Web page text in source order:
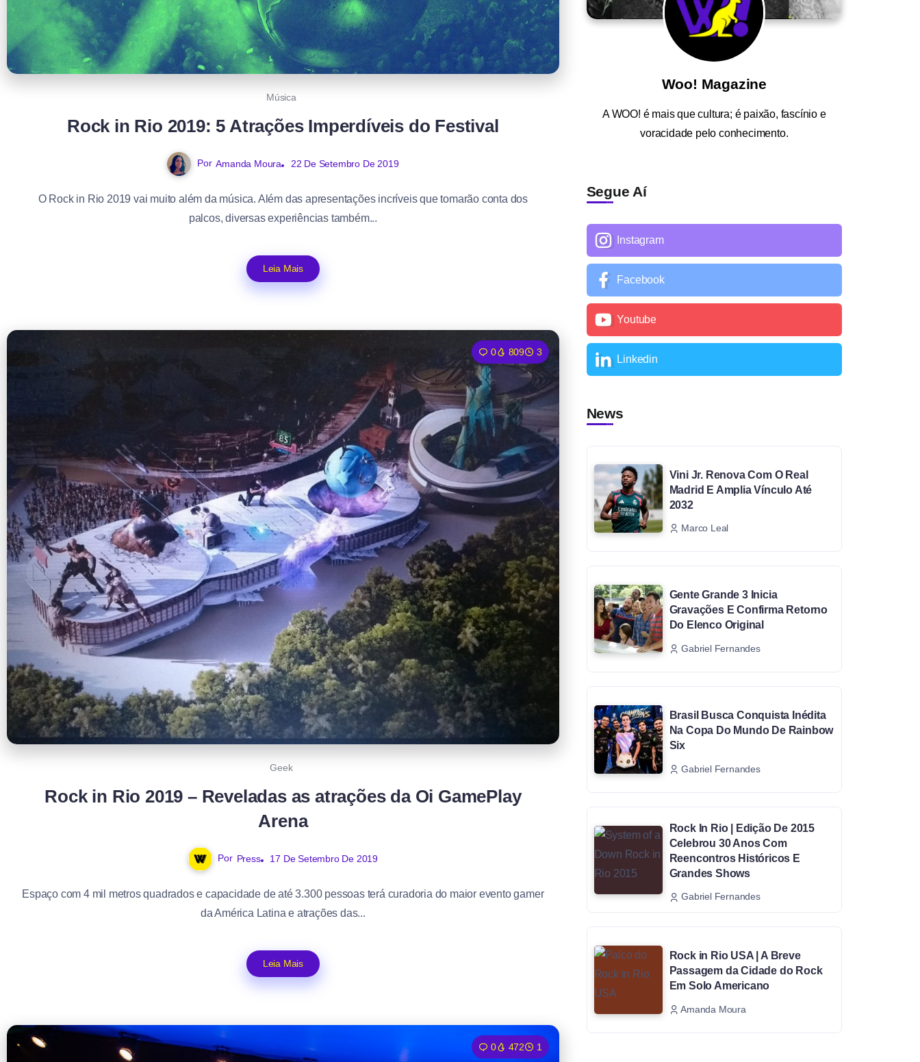
Música
Rock in Rio 2019: 5 Atrações Imperdíveis do Festival
Por Amanda Moura 22 De Setembro De 2019
O Rock in Rio 2019 vai muito além da música. Além das apresentações incríveis que tomarão conta dos
palcos, diversas experiências também...
Leia Mais
0 809 3
Geek
Rock in Rio 2019 – Reveladas as atrações da Oi GamePlay
Arena
Por Press 17 De Setembro De 2019
Espaço com 4 mil metros quadrados e capacidade de até 3.300 pessoas terá curadoria do maior evento gamer
da América Latina e atrações das...
Leia Mais
0 472 1
Woo! Magazine
AWOO! é mais que cultura; é paixão, fascínio e
voracidade pelo conhecimento.
Segue Aí
Instagram
Facebook
Youtube
Linkedin
News
Vini Jr. Renova Com O Real
Madrid E Amplia Vínculo Até
2032
Marco Leal
Gente Grande 3 Inicia
Gravações E Confirma Retorno
Do Elenco Original
Gabriel Fernandes
Brasil Busca Conquista Inédita
Na Copa Do Mundo De Rainbow
Six
Gabriel Fernandes
Rock In Rio | Edição De 2015
Celebrou 30 Anos Com
Reencontros Históricos E
Grandes Shows
Gabriel Fernandes
Rock in Rio USA | A Breve
Passagem da Cidade do Rock
Em Solo Americano
Amanda Moura